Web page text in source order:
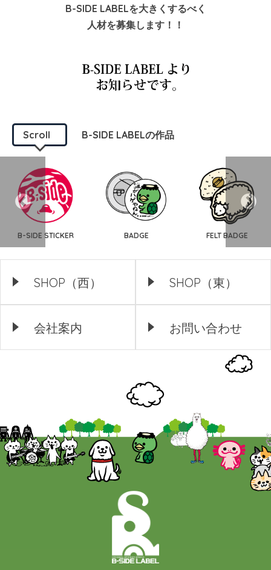
B-SIDE LABELを大きくするべく
人材を募集します！！
Scroll B-SIDE LABELの作品
B-SIDE STICKER BADGE FELT BADGE
SHOP（西） SHOP（東）
会社案内 お問い合わせ